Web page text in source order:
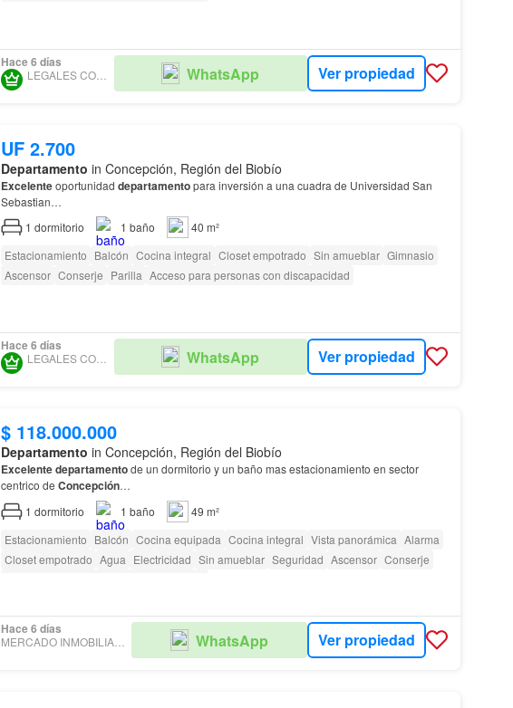
Hace 6 días
LEGALES CONTIGO SPA WhatsApp Ver propiedad
UF 2.700
Departamento in Concepción, Región del Biobío
Excelenteoportunidad departamentopara inversión a una cuadra de Universidad San
Sebastian…
1 dormitorio 1 baño
40 m²
Estacionamiento Balcón Cocina integral Closet empotrado Sin amueblar Gimnasio
Ascensor Conserje Parilla Acceso para personas con discapacidad
Hace 6 días
LEGALES CONTIGO SPA WhatsApp Ver propiedad
$ 118.000.000
Departamento in Concepción, Región del Biobío
Excelentedepartamentode un dormitorio y un baño mas estacionamiento en sector
centrico de Concepción…
1 dormitorio 1 baño
49 m²
Estacionamiento Balcón Cocina equipada Cocina integral Vista panorámica Alarma
Closet empotrado Agua Electricidad Sin amueblar Seguridad Ascensor Conserje
Hace 6 días
MERCADO INMOBILIARIO CHILE.CL WhatsApp Ver propiedad